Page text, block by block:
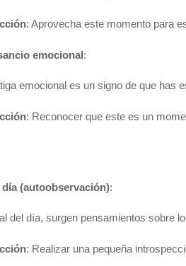
: Aprovecha este momento para
emocional :
emocional es un signo de que has
: Reconocer que este es un
(autoobservación):
del día, surgen pensamientos sobre
: Realizar una pequeña